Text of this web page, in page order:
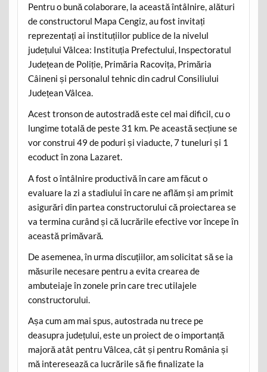
Pentru o bună colaborare, la această întâlnire, alături
de constructorul Mapa Cengiz, au fost invitați
reprezentați ai instituțiilor publice de la nivelul
județului Vâlcea: Instituția Prefectului, Inspectoratul
Județean de Poliție, Primăria Racovița, Primăria
Câineni și personalul tehnic din cadrul Consiliului
Județean Vâlcea.
Acest tronson de autostradă este cel mai dificil, cu o
lungime totală de peste 31 km. Pe această secțiune se
vor construi 49 de poduri și viaducte, 7 tuneluri și 1
ecoduct în zona Lazaret.
A fost o întâlnire productivă în care am făcut o
evaluare la zi a stadiului în care ne aflăm și am primit
asigurări din partea constructorului că proiectarea se
va termina curând și că lucrările efective vor începe în
această primăvară.
De asemenea, în urma discuțiilor, am solicitat să se ia
măsurile necesare pentru a evita crearea de
ambuteiaje în zonele prin care trec utilajele
constructorului.
Așa cum am mai spus, autostrada nu trece pe
deasupra județului, este un proiect de o importanță
majoră atât pentru Vâlcea, cât și pentru România și
mă interesează ca lucrările să fie finalizate la